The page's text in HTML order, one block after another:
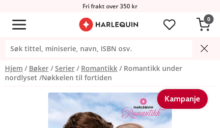
Fri frakt over 350 kr
0
Hjem Bøker Serier Romantikk
Romantikk under
nordlyset /Nøkkelen til fortiden
Kampanje